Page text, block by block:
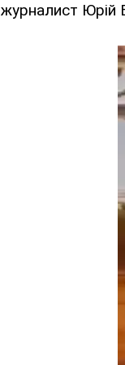
журналист Юрій